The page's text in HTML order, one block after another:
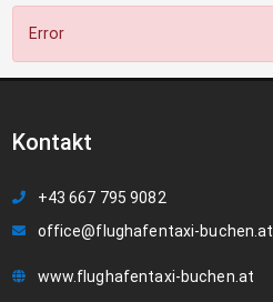
Error
Kontakt
+43 667 795 9082
office@flughafentaxi-buchen.at
www.flughafentaxi-buchen.at